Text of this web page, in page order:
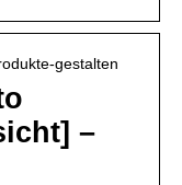
gestalten
–